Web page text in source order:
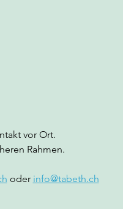
vor Ort.
Rahmen.
oder info@tabeth.ch